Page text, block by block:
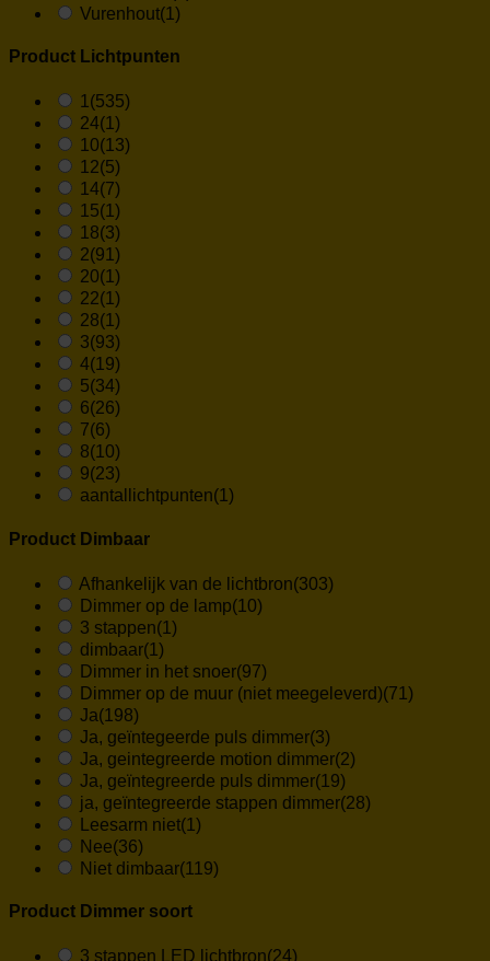
Vurenhout(1)
Product Lichtpunten
1 (535)
24(1)
10(13)
12(5)
14(7)
15(1)
18(3)
2(91)
20(1)
22(1)
28(1)
3(93)
4(19)
5(34)
6(26)
7(6)
8(10)
9(23)
aantallichtpunten(1)
Product Dimbaar
Afhankelijk van de lichtbron(303)
Dimmer op de lamp(10)
3 stappen(1)
dimbaar(1)
Dimmer in het snoer(97)
Dimmer op de muur (niet meegeleverd)(71)
Ja(198)
Ja, geïntegeerde puls dimmer(3)
Ja, geintegreerde motion dimmer(2)
Ja, geïntegreerde puls dimmer(19)
ja, geïntegreerde stappen dimmer(28)
Leesarm niet(1)
Nee(36)
Niet dimbaar(119)
Product Dimmer soort
3 stappen LED lichtbron(24)